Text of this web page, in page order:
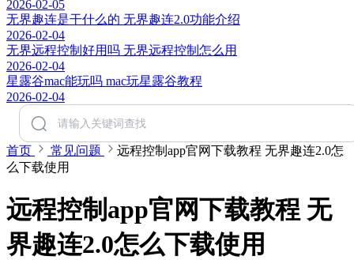
2026-02-05
无界趣连是干什么的 无界趣连2.0功能介绍
2026-02-04
无界远程控制好用吗 无界远程控制怎么用
2026-02-04
星露谷mac能玩吗 mac玩星露谷教程
2026-02-04
首页 常见问题
远程控制app官网下载教程 无界趣连2.0怎
么下载使用
远程控制app官网下载教程 无
界趣连2.0怎么下载使用